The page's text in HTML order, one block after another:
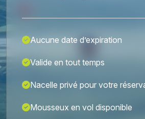
Aucune date d’expiration
Valide en tout temps
Nacelle privé pour votre
Mousseux en vol disponible